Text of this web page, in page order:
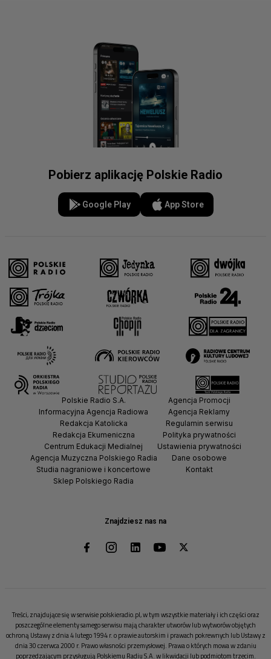
Pobierz aplikację Polskie Radio
Google Play App Store
Znajdziesz nas na
Polskie Radio S.A.
Informacyjna Agencja Radiowa
Redakcja Katolicka
Redakcja Ekumeniczna
Centrum Edukacji Medialnej
Agencja Muzyczna Polskiego Radia
Studia nagraniowe i koncertowe
Sklep Polskiego Radia
Agencja Promocji
Agencja Reklamy
Regulamin serwisu
Polityka prywatności
Ustawienia prywatności
Dane osobowe
Kontakt
Treści, znajdujące się w serwisie polskieradio.pl, w tym wszystkie materiały i ich części oraz
poszczególne elementy samego serwisu mają charakter utworów lub wytworów objętych
ochroną Ustawy z dnia 4 lutego 1994 r. o prawie autorskim i prawach pokrewnych lub Ustawy z
dnia 30 czerwca 2000 r. Prawo własności przemysłowej. Prawa o których mowa w zdaniu
poprzedzającym przysługują Polskiemu Radiu S.A. w likwidacji lub podmiotom trzecim.